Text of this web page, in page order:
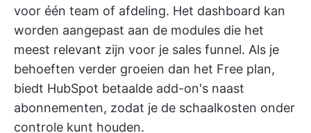
voor één team of afdeling. Het dashboard kan
worden aangepast aan de modules die het
meest relevant zijn voor je sales funnel. Als je
behoeften verder groeien dan het Free plan,
biedt HubSpot betaalde add-on's naast
abonnementen, zodat je de schaalkosten onder
controle kunt houden.